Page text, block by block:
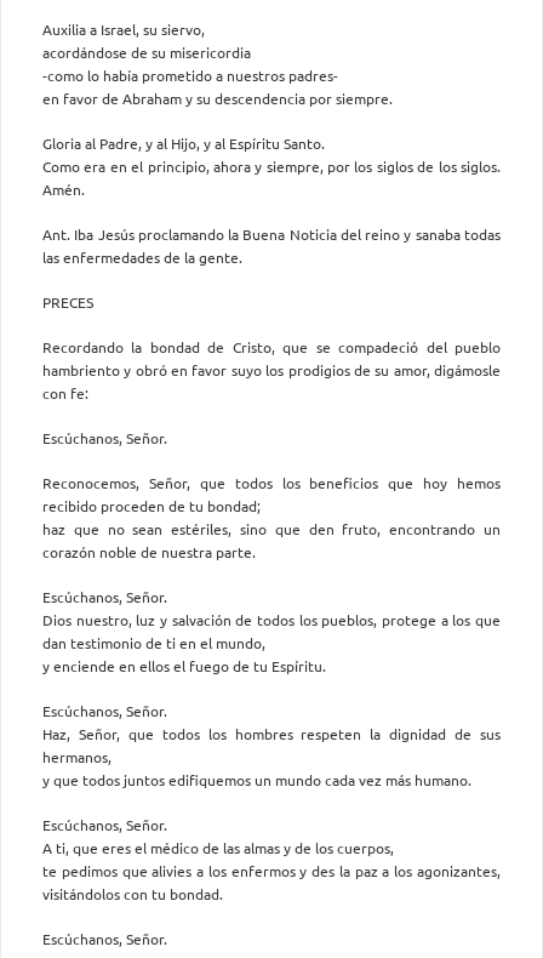
Auxilia a Israel, su siervo,
acordándose de su misericordia
-como lo había prometido a nuestros padres-
en favor de Abraham y su descendencia por siempre.
Gloria al Padre, y al Hijo, y al Espíritu Santo.
Como era en el principio, ahora y siempre, por los siglos de los siglos.
Amén.
Ant. Iba Jesús proclamando la Buena Noticia del reino y sanaba todas
las enfermedades de la gente.
PRECES
Recordando la bondad de Cristo, que se compadeció del pueblo
hambriento y obró en favor suyo los prodigios de su amor, digámosle
con fe:
Escúchanos, Señor.
Reconocemos, Señor, que todos los beneficios que hoy hemos
recibido proceden de tu bondad;
haz que no sean estériles, sino que den fruto, encontrando un
corazón noble de nuestra parte.
Escúchanos, Señor.
Dios nuestro, luz y salvación de todos los pueblos, protege a los que
dan testimonio de ti en el mundo,
y enciende en ellos el fuego de tu Espíritu.
Escúchanos, Señor.
Haz, Señor, que todos los hombres respeten la dignidad de sus
hermanos,
y que todos juntos edifiquemos un mundo cada vez más humano.
Escúchanos, Señor.
A ti, que eres el médico de las almas y de los cuerpos,
te pedimos que alivies a los enfermos y des la paz a los agonizantes,
visitándolos con tu bondad.
Escúchanos, Señor.